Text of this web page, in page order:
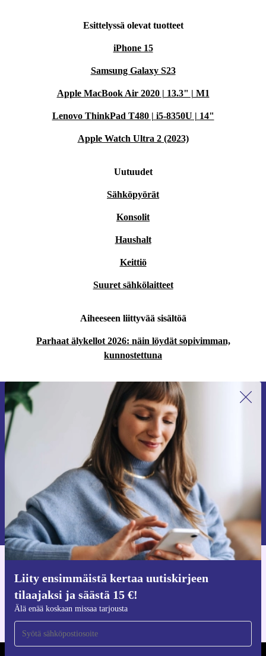
Esittelyssä olevat tuotteet
iPhone 15
Samsung Galaxy S23
Apple MacBook Air 2020 | 13.3" | M1
Lenovo ThinkPad T480 | i5-8350U | 14"
Apple Watch Ultra 2 (2023)
Uutuudet
Sähköpyörät
Konsolit
Haushalt
Keittiö
Suuret sähkölaitteet
Aiheeseen liittyvää sisältöä
Parhaat älykellot 2026: näin löydät sopivimman,
kunnostettuna
Liity ensimmäistä kertaa uutiskirjeen
tilaajaksi ja säästä 15 €!
Älä enää koskaan missaa tarjousta
Liity ensimmäistä kertaa uutiskirjeen
tilaajaksi ja säästä 15 €!
Älä missaa enää yhtäkään tarjousta.
Pyydä etukuponki
Lisätietoja henkilötietojen käytöstä löydättietosuojaselosteestamme.
iOS:lle ja Androidille